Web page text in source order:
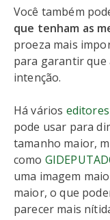
Você também
que tenham as
proeza mais
para garantir que
intenção.
Há vários
pode usar para
tamanho maior,
como GI
uma imagem
maior, o que
parecer mais